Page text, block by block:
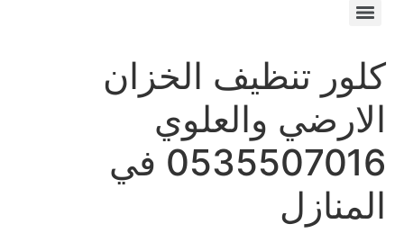
كلور تنظيف الخزان
الارضي والعلوي
0535507016 في
المنازل